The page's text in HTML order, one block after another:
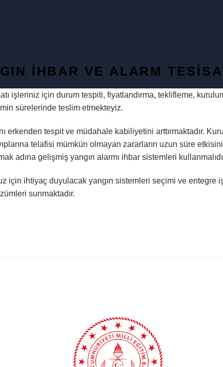
İHBAR VE ALARM
işleriniz için durum tespiti, fiyatlandırma, teklifleme,
sürelerinde teslim etmekteyiz.
erkenden tespit ve müdahale kabiliyetini arttırmaktadır.
telafisi mümkün olmayan zararların uzun süre
adına gelişmiş yangın alarmı ihbar sistemleri
için ihtiyaç duyulacak yangın sistemleri seçimi ve entegre
sunmaktadır.